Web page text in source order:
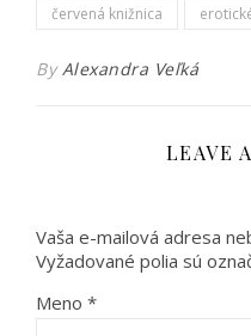
červená knižnica
By Alexandra Veľká
LEAVE
Vaša e-mailová adresa
Vyžadované polia sú
Meno *